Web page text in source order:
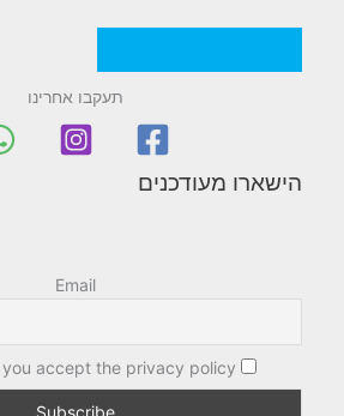
תעקבו אחרינו
הישארו מעודכנים
Email
By continuing, you accept the privacy policy